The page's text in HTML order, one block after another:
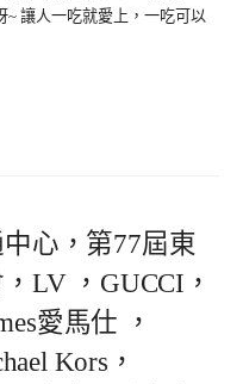
~ 讓人一吃就愛上，一吃可以
中心，第77屆東
LV ，GUCCI，
愛馬仕 ，
Kors，